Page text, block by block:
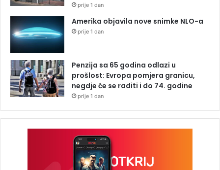
prije 1 dan
Amerika objavila nove snimke NLO-a
prije 1 dan
Penzija sa 65 godina odlazi u
prošlost: Evropa pomjera granicu,
negdje će se raditi i do 74. godine
prije 1 dan